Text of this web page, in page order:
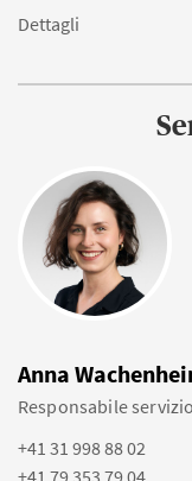
Dettagli
Anna
Responsabile
+41 31 998 88 02
+41 79 353 79 04